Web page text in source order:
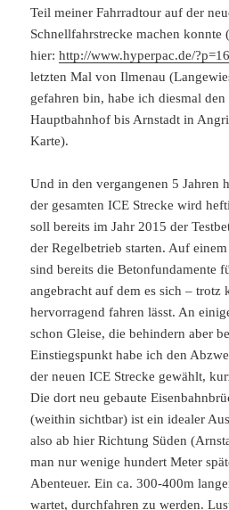
Teil meiner Fahrradtour auf der
Schnellfahrstrecke machen konnte
hier:http://www.hyperpac.de/
letzten Mal von Ilmenau
gefahren bin, habe ich diesmal
Hauptbahnhof bis Arnstadt in
Karte).
Und in den vergangenen 5 Jahren
der gesamten ICE Strecke wird
soll bereits im Jahr 2015 der
der Regelbetrieb starten. Auf
sind bereits die Betonfundamente
angebracht auf dem es sich – trotz
hervorragend fahren lässt. An
schon Gleise, die behindern aber
Einstiegspunkt habe ich den
der neuen ICE Strecke gewählt,
Die dort neu gebaute
(weithin sichtbar) ist ein idealer
also ab hier Richtung Süden
man nur wenige hundert Meter
Abenteuer. Ein ca. 300-400m
wartet, durchfahren zu werden.